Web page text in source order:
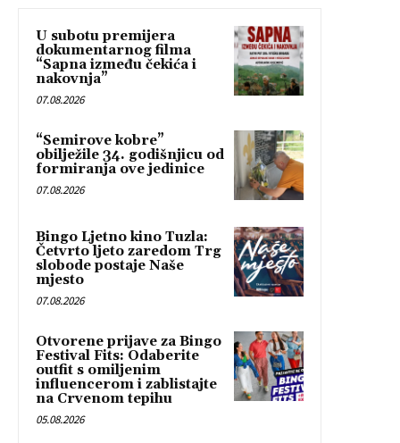
U subotu premijera
dokumentarnog filma
“Sapna između čekića i
nakovnja”
07.08.2026
“Semirove kobre”
obilježile 34. godišnjicu od
formiranja ove jedinice
07.08.2026
Bingo Ljetno kino Tuzla:
Četvrto ljeto zaredom Trg
slobode postaje Naše
mjesto
07.08.2026
Otvorene prijave za Bingo
Festival Fits: Odaberite
outfit s omiljenim
influencerom i zablistajte
na Crvenom tepihu
05.08.2026